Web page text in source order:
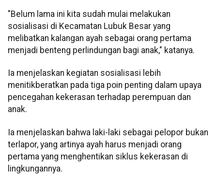
"Belum lama ini kita sudah mulai melakukan
sosialisasi di Kecamatan Lubuk Besar yang
melibatkan kalangan ayah sebagai orang pertama
menjadi benteng perlindungan bagi anak," katanya.
Ia menjelaskan kegiatan sosialisasi lebih
menitikberatkan pada tiga poin penting dalam upaya
pencegahan kekerasan terhadap perempuan dan
anak.
Ia menjelaskan bahwa laki-laki sebagai pelopor bukan
terlapor, yang artinya ayah harus menjadi orang
pertama yang menghentikan siklus kekerasan di
lingkungannya.